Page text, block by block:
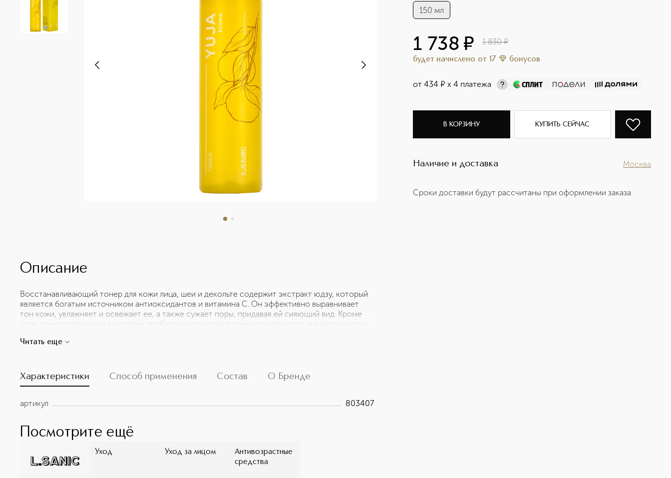
150 мл
1 738 ¤ 1 830 ¤
будет начислено от 17 бонусов
от434 ¤ х 4 платежа
В КОРЗИНУ КУПИТЬ СЕЙЧАС
Наличие и доставка Москва
Сроки доставки будут рассчитаны при оформлении заказа
Описание
Восстанавливающий тонер для кожи лица, шеи и декольте содержит экстракт юдзу, который
является богатым источником антиоксидантов и витамина С. Он эффективно выравнивает
тон кожи, увлажняет и освежает ее, а также сужает поры, придавая ей сияющий вид. Кроме
того, присутствующие в составе пробиотики помогают повысить упругость и эластичность
впитывается и не оставляет липкости. Регулярное использование средства улучшает
Читать еще
Характеристики Способ применения Состав О Бренде
артикул 803407
Посмотрите ещё
Уход Уход за лицом
Антивозрастные
средства